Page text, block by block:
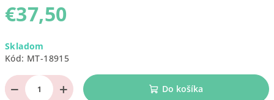
€37,50
cena:
Skladom
Kód: MT-18915
+
− Do košíka